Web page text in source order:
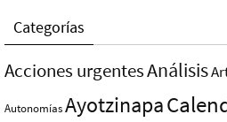
Categorías
Acciones urgentesAnálisis
AutonomíasAyotzinapa